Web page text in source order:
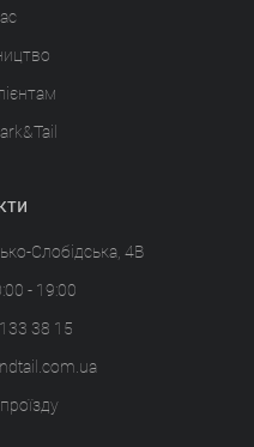
Слобідська, 4В
- 19:00
38 15